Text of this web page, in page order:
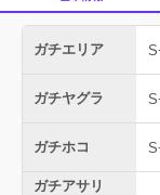
ガチエリア
ガチヤグラ
ガチホコ
ガチアサリ